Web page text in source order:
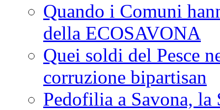
Quando i Comuni
della ECOSAVONA
Quei soldi del Pesce
corruzione bipartisan
Pedofilia a Savona, la